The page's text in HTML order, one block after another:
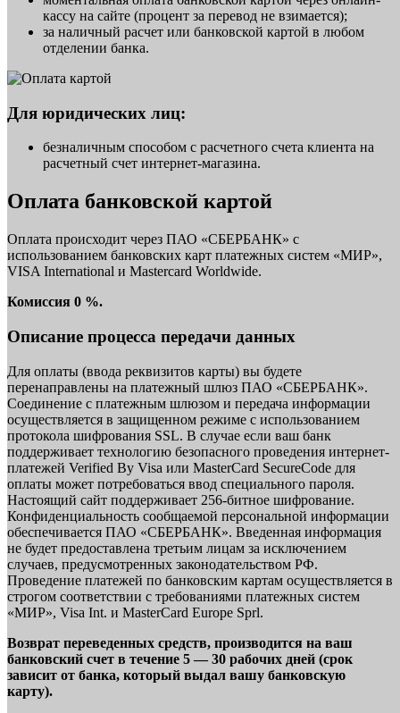
кассу на сайте (процент за перевод не взимается);
за наличный расчет или банковской картой в любом
отделении банка.
Для юридических лиц:
безналичным способом с расчетного счета клиента на
расчетный счет интернет-магазина.
Оплата банковской картой
Оплата происходит через ПАО «СБЕРБАНК» с
использованием банковских карт платежных систем «МИР»,
VISA International и Mastercard Worldwide.
Комиссия 0 %.
Описание процесса передачи данных
Для оплаты (ввода реквизитов карты) вы будете
перенаправлены на платежный шлюз ПАО «СБЕРБАНК».
Соединение с платежным шлюзом и передача информации
осуществляется в защищенном режиме с использованием
протокола шифрования SSL. В случае если ваш банк
поддерживает технологию безопасного проведения интернет-
платежей Verified By Visa или MasterCard SecureCode для
оплаты может потребоваться ввод специального пароля.
Настоящий сайт поддерживает 256-битное шифрование.
Конфиденциальность сообщаемой персональной информации
обеспечивается ПАО «СБЕРБАНК». Введенная информация
не будет предоставлена третьим лицам за исключением
случаев, предусмотренных законодательством РФ.
Проведение платежей по банковским картам осуществляется в
строгом соответствии с требованиями платежных систем
«МИР», Visa Int. и MasterCard Europe Sprl.
Возврат переведенных средств, производится на ваш
банковский счет в течение 5 — 30 рабочих дней (срок
зависит от банка, который выдал вашу банковскую
карту).